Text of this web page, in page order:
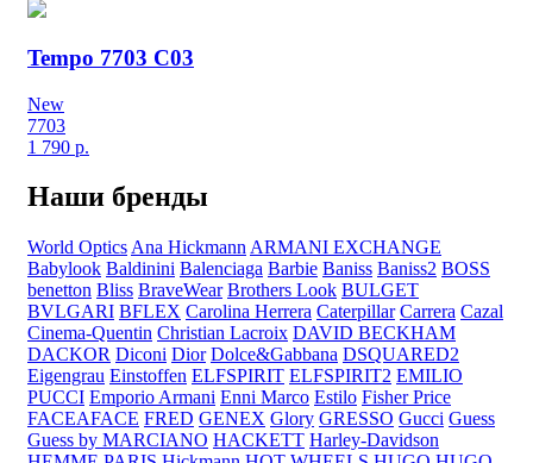
Tempo 7703 C03
New
7703
1 790 р.
Наши бренды
World Optics Ana Hickmann ARMANI EXCHANGE
Babylook Baldinini Balenciaga Barbie Baniss Baniss2 BOSS
benetton Bliss BraveWear Brothers Look BULGET
BVLGARI BFLEX Carolina Herrera Caterpillar Carrera Cazal
Cinema-Quentin Christian Lacroix DAVID BECKHAM
DACKOR Diconi Dior Dolce&Gabbana DSQUARED2
Eigengrau Einstoffen ELFSPIRIT ELFSPIRIT2 EMILIO
PUCCI Emporio Armani Enni Marco Estilo Fisher Price
FACEAFACE FRED GENEX Glory GRESSO Gucci Guess
Guess by MARCIANO HACKETT Harley-Davidson